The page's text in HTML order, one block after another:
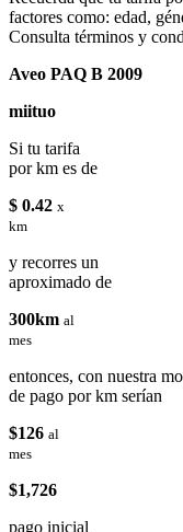
factores como: edad,
Consulta términos y
Aveo PAQ B 2009
miituo
Si tu tarifa
por km es de
$ 0.42 x
km
y recorres un
aproximado de
300km al
mes
entonces, con nuestra
de pago por km serían
$126 al
mes
$1,726
pago inicial